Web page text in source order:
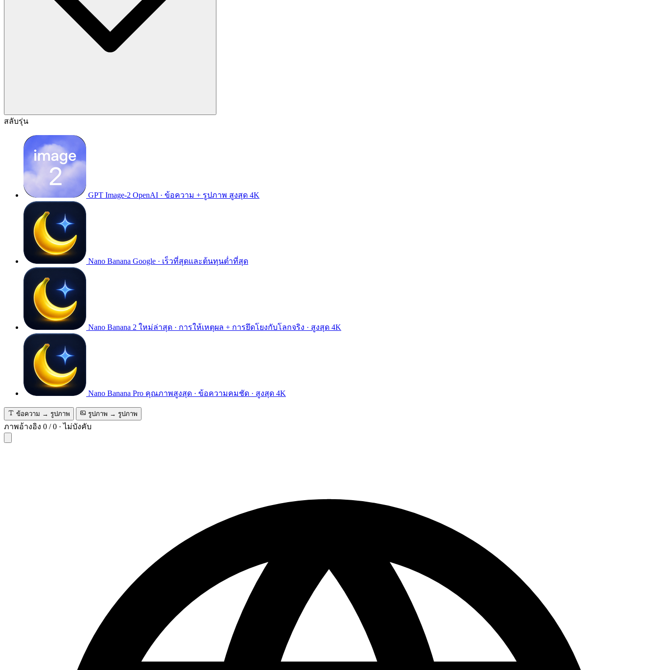
สลับรุ่น
GPT Image-2 OpenAI · ข้อความ + รูปภาพ สูงสุด 4K
Nano Banana Google · เร็วที่สุดและต้นทุนต่ำที่สุด
Nano Banana 2 ใหม่ล่าสุด · การให้เหตุผล + การยึดโยงกับโลกจริง · สูงสุด 4K
Nano Banana Pro คุณภาพสูงสุด · ข้อความคมชัด · สูงสุด 4K
ข้อความ → รูปภาพ รูปภาพ → รูปภาพ
ภาพอ้างอิง 0 /0 ·ไม่บังคับ